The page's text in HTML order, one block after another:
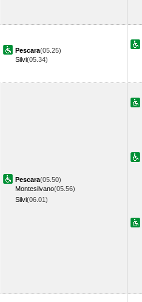
Pescara(05.25)
Silvi(05.34)
Pescara(05.50)
Montesilvano(05.56)
Silvi(06.01)